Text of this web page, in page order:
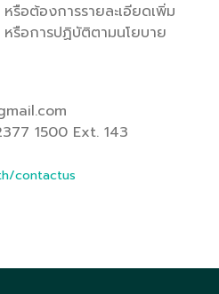
รือต้องการรายละเอียดเพิ่ม
รือการปฏิบัติตามนโยบาย
1500 Ext. 143
contactus